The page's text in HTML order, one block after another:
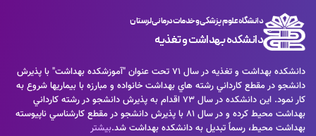
دانشگاه علوم پزشکی و خدمات درمانی لرستان
دانشکده بهداشت و تغذیه
دانشكده بهداشت و تغذيه در سال 71 تحت عنوان "آموزشكده بهداشت" با پذيرش
دانشجو در مقطع كارداني رشته هاي بهداشت خانواده و مبارزه با بيماريها شروع به
كار نمود. اين دانشكده در سال 73 اقدام به پذيرش دانشجو در رشته كارداني
بهداشت محيط كرده و در سال 81 با پذيرش دانشجو در مقطع كارشناسي ناپيوسته
بهداشت محيط، رسماً تبديل به دانشكده بهداشت شد.بیشتر